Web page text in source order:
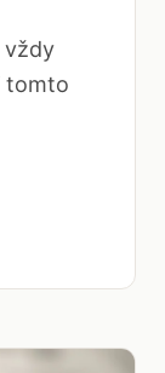
vždy
tomto